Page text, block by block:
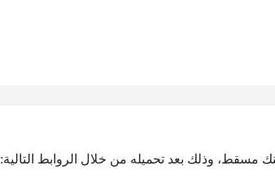
مسقط، وذلك بعد تحميله من خلال الروابط التالية: